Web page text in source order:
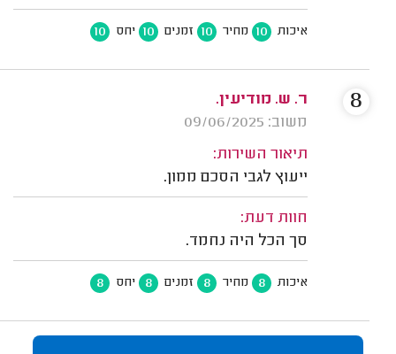
איכות 10 מחיר 10 זמנים 10 יחס 10
ר. ש. מודיעין.
משוב: 09/06/2025
תיאור השירות:
ייעוץ לגבי הסכם ממון.
חוות דעת:
סך הכל היה נחמד.
איכות 8 מחיר 8 זמנים 8 יחס 8
8